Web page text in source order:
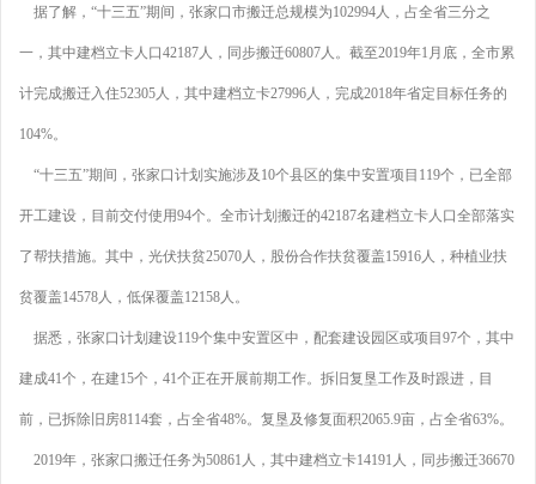
据了解，“十三五”期间，张家口市搬迁总规模为102994人，占全省三分之
一，其中建档立卡人口42187人，同步搬迁60807人。截至2019年1月底，全市累
计完成搬迁入住52305人，其中建档立卡27996人，完成2018年省定目标任务的
104%。
“十三五”期间，张家口计划实施涉及10个县区的集中安置项目119个，已全部
开工建设，目前交付使用94个。全市计划搬迁的42187名建档立卡人口全部落实
了帮扶措施。其中，光伏扶贫25070人，股份合作扶贫覆盖15916人，种植业扶
贫覆盖14578人，低保覆盖12158人。
据悉，张家口计划建设119个集中安置区中，配套建设园区或项目97个，其中
建成41个，在建15个，41个正在开展前期工作。拆旧复垦工作及时跟进，目
前，已拆除旧房8114套，占全省48%。复垦及修复面积2065.9亩，占全省63%。
2019年，张家口搬迁任务为50861人，其中建档立卡14191人，同步搬迁36670